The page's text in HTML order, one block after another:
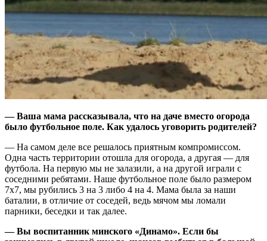
— Ваша мама рассказывала, что на даче вместо огорода
было футбольное поле. Как удалось уговорить родителей?
— На самом деле все решалось приятным компромиссом.
Одна часть территории отошла для огорода, а другая — для
футбола. На первую мы не залазили, а на другой играли с
соседними ребятами. Наше футбольное поле было размером
7x7, мы рубились 3 на 3 либо 4 на 4. Мама была за наши
баталии, в отличие от соседей, ведь мячом мы ломали
парники, беседки и так далее.
— Вы воспитанник минского «Динамо». Если бы